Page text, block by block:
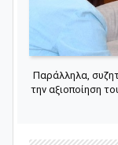
Παράλληλα,
την αξιοποίηση